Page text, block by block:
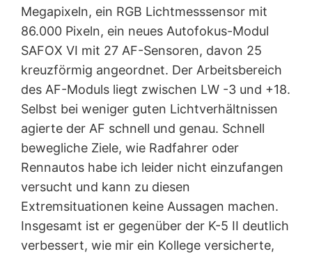
Megapixeln, ein RGB Lichtmesssensor mit
86.000 Pixeln, ein neues Autofokus-Modul
SAFOX VI mit 27 AF-Sensoren, davon 25
kreuzförmig angeordnet. Der Arbeitsbereich
des AF-Moduls liegt zwischen LW -3 und +18.
Selbst bei weniger guten Lichtverhältnissen
agierte der AF schnell und genau. Schnell
bewegliche Ziele, wie Radfahrer oder
Rennautos habe ich leider nicht einzufangen
versucht und kann zu diesen
Extremsituationen keine Aussagen machen.
Insgesamt ist er gegenüber der K-5 II deutlich
verbessert, wie mir ein Kollege versicherte,